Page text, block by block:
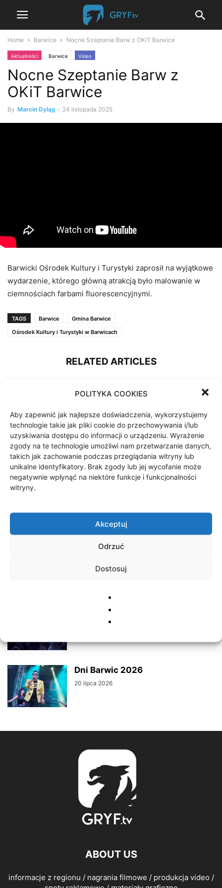
POLITYKA COOKIES
Aby zapewnić jak najlepsze doświadczenia, wykorzystujemy
technologie takie jak pliki cookie do przechowywania i/lub
uzyskiwania dostępu do informacji o urządzeniu. Wyrażenie
zgody na te technologie umożliwi nam przetwarzanie danych,
takich jak zachowanie podczas przeglądania witryny lub
unikalne identyfikatory. Brak zgody lub jej wycofanie może
negatywnie wpłynąć na niektóre funkcje i funkcjonalności
witryny.
Akceptuj
Odrzuć
Dostosuj
Home Barwice Nocne Szeptanie Barw z OKiT Barwice
Aktualności Barwice Video
Nocne Szeptanie Barw z
OKiT Barwice
By Marcin Dyląg - 24 listopada 2025
Barwicki Ośrodek Kultury i Turystyki zaprosił na wyjątkowe
wydarzenie, którego główną atrakcją było malowanie w
ciemnościach farbami fluorescencyjnymi.
TAGS Barwice
Gmina Barwice
Ośrodek Kultury i Turystyki w Barwicach
RELATED ARTICLES
zabytkowego parku w Barwicach
200 tys. zł na lokalne inicjatywy
23 lipca 2026
23 lipca 2026
22 lipca 2026
Dni Barwic – dzień I
Dni Barwic 2026
20 lipca 2026
ABOUT US
informacje z regionu / nagrania filmowe / produkcja video /